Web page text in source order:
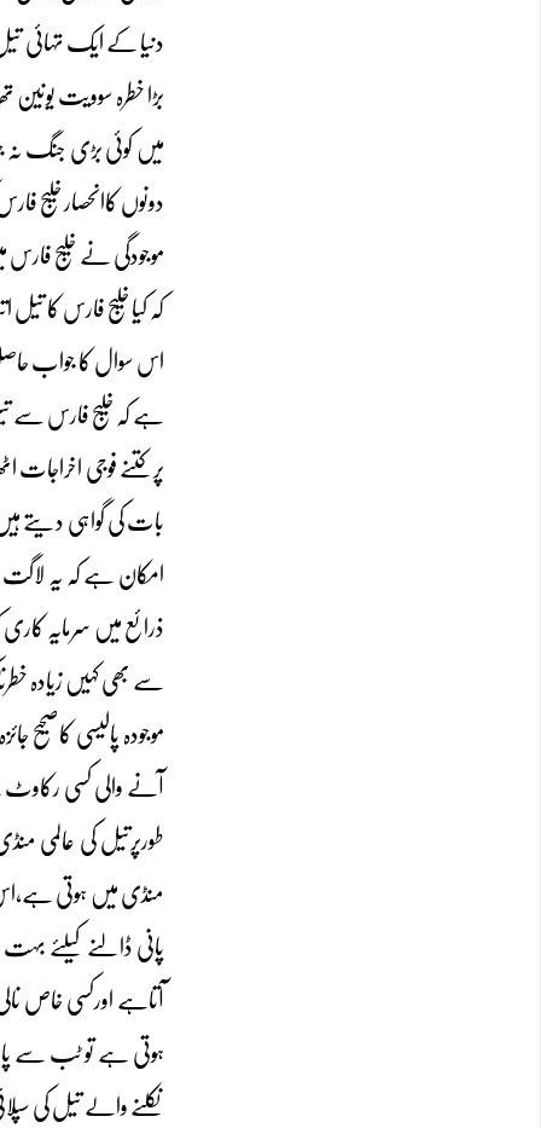
دنیا کے ایک تہائی
بڑا خطرہ سوویت یونین
میں کوئی بڑی جنگ نہ
دونوں کاانحصار خلیج
موجودگی نے خلیج فارس
کہ کیا خلیج فارس کا
اس سوال کا جواب حاصل
ہے کہ خلیج فارس سے
پرکتنے فوجی اخراجات
بات کی گواہی دیتے
امکان ہے کہ یہ لاگت
ذرائع میں سرمایہ
سے بھی کہیں زیادہ
موجودہ پالیسی
آنے والی کسی رکاوٹ کے
طورپرتیل کی عالمی
منڈی میں ہوتی
پانی ڈالنے کیلئے
آتاہے اورکسی خاص
ہوتی ہے تو ٹب سے
نکلنے والے تیل کی